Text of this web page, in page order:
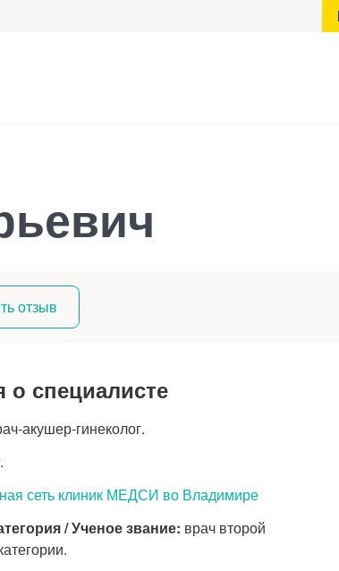
отзыв
специалисте
акушер-гинеколог.
сеть клиник МЕДСИ во Владимире
/ Ученое звание: врач второй